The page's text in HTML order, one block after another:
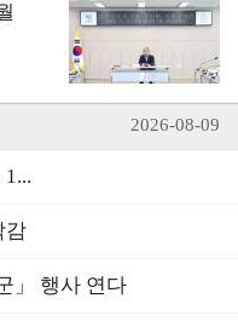
2026-08-09
감
」 행사 연다